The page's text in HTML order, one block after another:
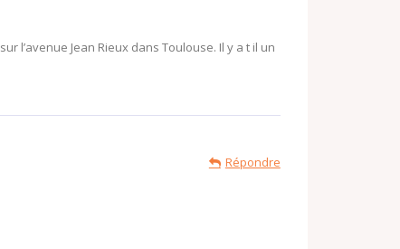
l’avenue Jean Rieux dans Toulouse. Il y a t il un
Répondre